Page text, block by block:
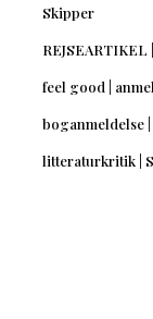
Skipper
feel good |
boganmeldelse
litteraturkritik |